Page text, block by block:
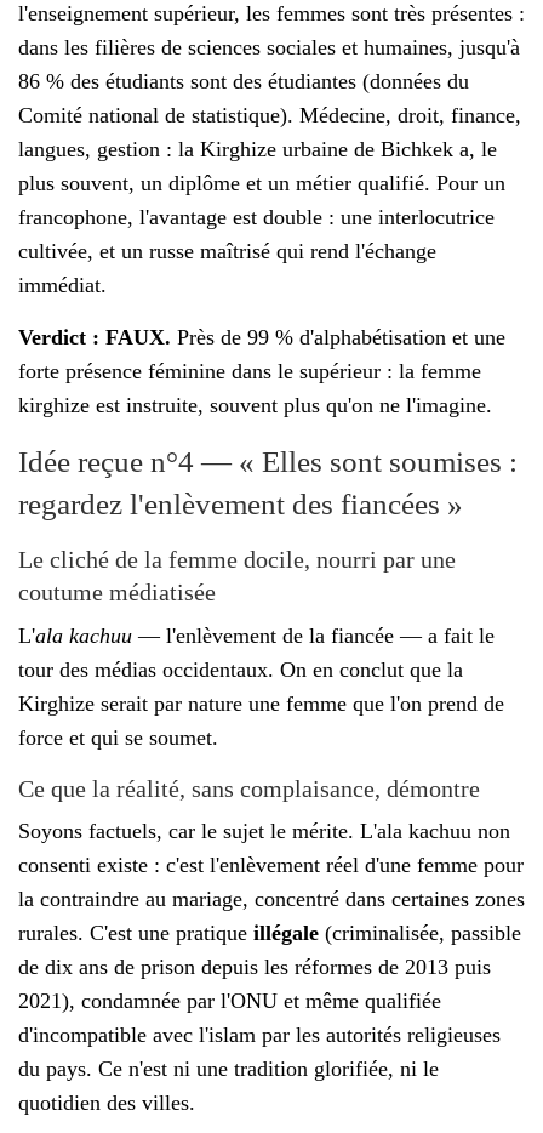
l'enseignement supérieur, les femmes sont très présentes :
dans les filières de sciences sociales et humaines, jusqu'à
86 % des étudiants sont des étudiantes (données du
Comité national de statistique). Médecine, droit, finance,
langues, gestion : la Kirghize urbaine de Bichkek a, le
plus souvent, un diplôme et un métier qualifié. Pour un
francophone, l'avantage est double : une interlocutrice
cultivée, et un russe maîtrisé qui rend l'échange
immédiat.
Verdict : FAUX. Près de 99 % d'alphabétisation et une
forte présence féminine dans le supérieur : la femme
kirghize est instruite, souvent plus qu'on ne l'imagine.
Idée reçue n°4 — « Elles sont soumises :
regardez l'enlèvement des fiancées »
Le cliché de la femme docile, nourri par une
coutume médiatisée
L'ala kachuu — l'enlèvement de la fiancée — a fait le
tour des médias occidentaux. On en conclut que la
Kirghize serait par nature une femme que l'on prend de
force et qui se soumet.
Ce que la réalité, sans complaisance, démontre
Soyons factuels, car le sujet le mérite. L'ala kachuu non
consenti existe : c'est l'enlèvement réel d'une femme pour
la contraindre au mariage, concentré dans certaines zones
rurales. C'est une pratique illégale (criminalisée, passible
de dix ans de prison depuis les réformes de 2013 puis
2021), condamnée par l'ONU et même qualifiée
d'incompatible avec l'islam par les autorités religieuses
du pays. Ce n'est ni une tradition glorifiée, ni le
quotidien des villes.